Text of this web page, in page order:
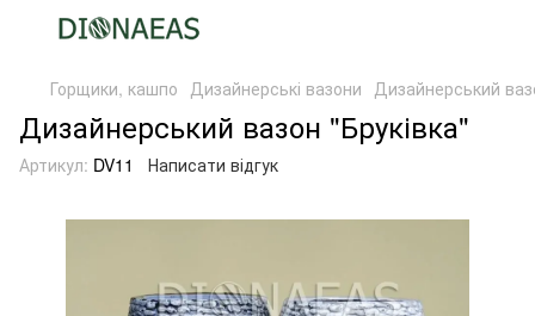
Горщики, кашпо Дизайнерські вазони Дизайнерський
Дизайнерський вазон "Бруківка"
Артикул: DV11 Написати відгук